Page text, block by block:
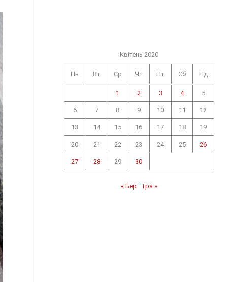
Квітень 2020
Пн Вт Ср Чт Пт Сб Нд
1 2 3 4 5
6 7 8 9 10 11 12
13 14 15 16 17 18 19
20 21 22 23 24 25 26
27 28 29 30
« Бер Тра »